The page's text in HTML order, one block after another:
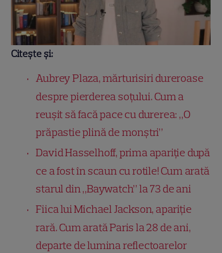
Citește și:
Aubrey Plaza, mărturisiri dureroase
despre pierderea soțului. Cum a
reușit să facă pace cu durerea: „O
prăpastie plină de monștri”
David Hasselhoff, prima apariție după
ce a fost în scaun cu rotile! Cum arată
starul din „Baywatch” la 73 de ani
Fiica lui Michael Jackson, apariție
rară. Cum arată Paris la 28 de ani,
departe de lumina reflectoarelor